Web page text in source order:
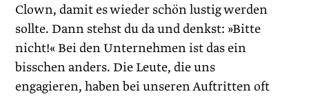
Clown, damit es wieder schön lustig werden
sollte. Dann stehst du da und denkst: »Bitte
nicht!« Bei den Unternehmen ist das ein
bisschen anders. Die Leute, die uns
engagieren, haben bei unseren Auftritten oft